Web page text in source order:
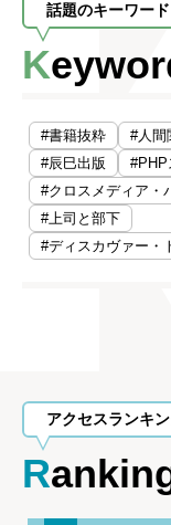
話題のキーワード
#書籍抜粋 #人間
#辰巳出版
#PHP
#クロスメディア・
#上司と部下
#ディスカヴァー・
アクセスランキ